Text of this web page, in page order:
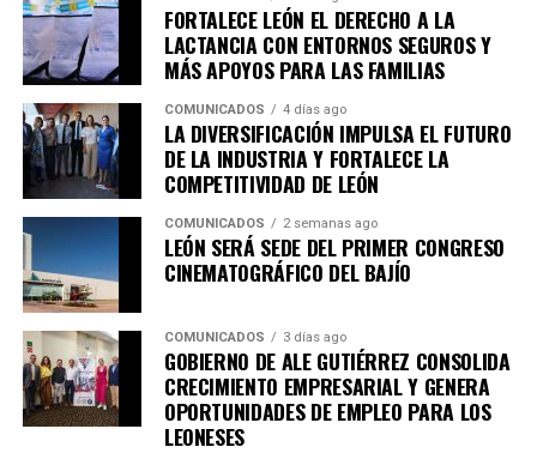
entre ellos la Academia Metropolitana de Seguridad
Pública, CANACO Servytur León, Universidad
Iberoamericana León, Universidad La Salle Bajío,
CANACINTRA León y el Tecnológico de Monterrey
Campus León, fortaleciendo el trabajo colaborativo
entre gobierno, academia, iniciativa privada y sociedad.
Municipal de Planeación de León refrendan su
compromiso con la participación ciudadana y la
planeación estratégica como herramientas
fundamentales para construir una ciudad más
competitiva, sostenible, incluyente y preparada para los
retos de las próximas décadas.
FORTALECE LEÓN EL DERECHO A LA
LACTANCIA CON ENTORNOS SEGUROS Y
MÁS APOYOS PARA LAS FAMILIAS
COMUNICADOS 4 días ago
LA DIVERSIFICACIÓN IMPULSA EL FUTURO
DE LA INDUSTRIA Y FORTALECE LA
COMPETITIVIDAD DE LEÓN
COMUNICADOS 2 semanas ago
LEÓN SERÁ SEDE DEL PRIMER CONGRESO
CINEMATOGRÁFICO DEL BAJÍO
COMUNICADOS 3 días ago
GOBIERNO DE ALE GUTIÉRREZ CONSOLIDA
CRECIMIENTO EMPRESARIAL Y GENERA
OPORTUNIDADES DE EMPLEO PARA LOS
LEONESES